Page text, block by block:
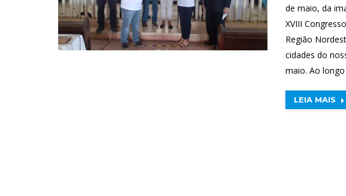
de maio, da
XVIII
Região
cidades do
maio. Ao
LEIA MAIS